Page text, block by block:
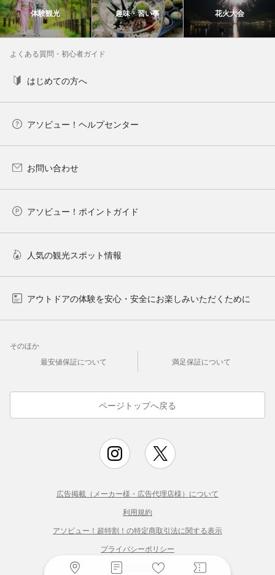
体験観光 趣味・習い事 花火大会
よくある質問・初心者ガイド
はじめての方へ
アソビュー！ヘルプセンター
お問い合わせ
アソビュー！ポイントガイド
人気の観光スポット情報
アウトドアの体験を安心・安全にお楽しみいただくために
そのほか
最安値保証について
満足保証について
ページトップへ戻る
広告掲載（メーカー様・広告代理店様）について
利用規約
アソビュー！超特割！の特定商取引法に関する表示
プライバシーポリシー